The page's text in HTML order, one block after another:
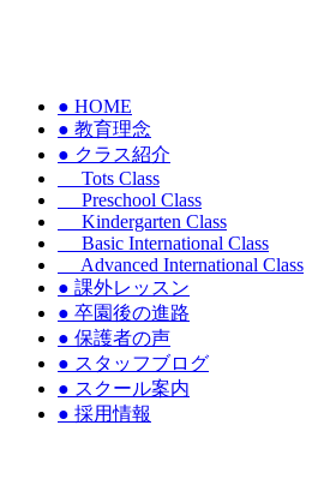
● HOME
● 教育理念
● クラス紹介
Tots Class
Preschool Class
Kindergarten Class
Basic International Class
Advanced International Class
● 課外レッスン
● 卒園後の進路
● 保護者の声
● スタッフブログ
● スクール案内
● 採用情報